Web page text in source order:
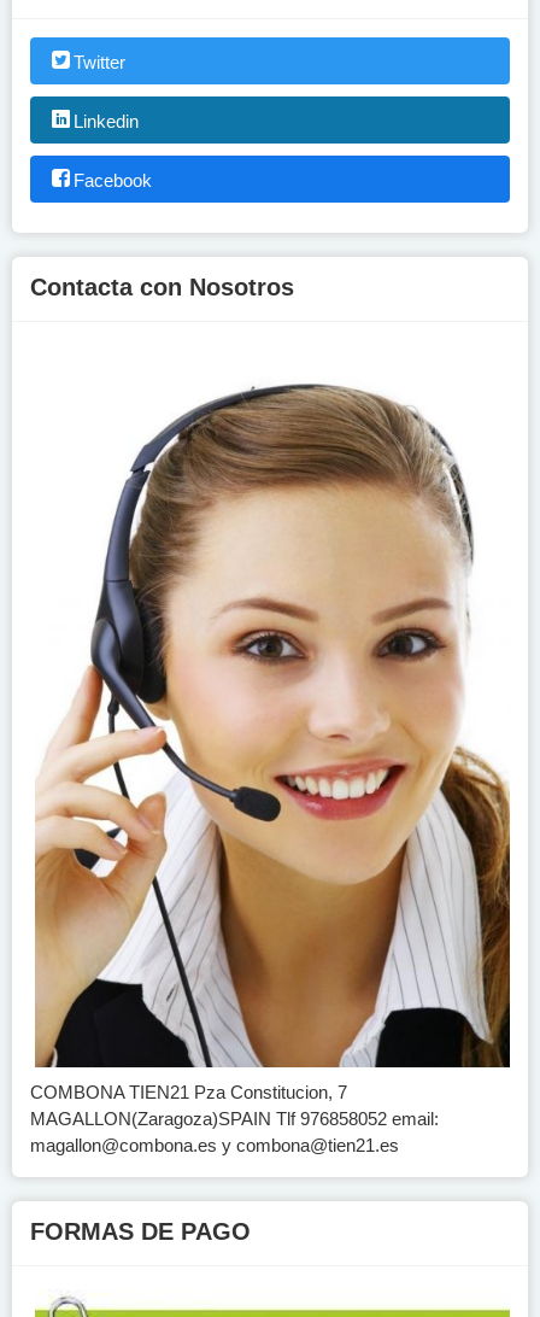
Twitter
Linkedin
Facebook
Contacta con Nosotros
COMBONA TIEN21 Pza Constitucion, 7
MAGALLON(Zaragoza)SPAIN Tlf 976858052 email:
magallon@combona.es y combona@tien21.es
FORMAS DE PAGO